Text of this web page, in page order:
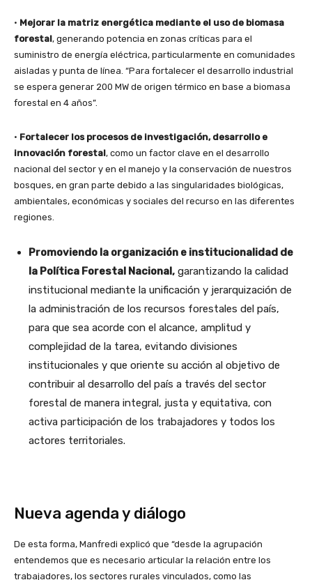
• Mejorar la matriz energética mediante el uso de biomasa
forestal, generando potencia en zonas críticas para el
suministro de energía eléctrica, particularmente en comunidades
aisladas y punta de línea. “Para fortalecer el desarrollo industrial
se espera generar 200 MW de origen térmico en base a biomasa
forestal en 4 años”.
• Fortalecer los procesos de investigación, desarrollo e
innovación forestal, como un factor clave en el desarrollo
nacional del sector y en el manejo y la conservación de nuestros
bosques, en gran parte debido a las singularidades biológicas,
ambientales, económicas y sociales del recurso en las diferentes
regiones.
Promoviendo la organización e institucionalidad de
la Política Forestal Nacional, garantizando la calidad
institucional mediante la unificación y jerarquización de
la administración de los recursos forestales del país,
para que sea acorde con el alcance, amplitud y
complejidad de la tarea, evitando divisiones
institucionales y que oriente su acción al objetivo de
contribuir al desarrollo del país a través del sector
forestal de manera integral, justa y equitativa, con
activa participación de los trabajadores y todos los
actores territoriales.
Nueva agenda y diálogo
De esta forma, Manfredi explicó que “desde la agrupación
entendemos que es necesario articular la relación entre los
trabajadores, los sectores rurales vinculados, como las